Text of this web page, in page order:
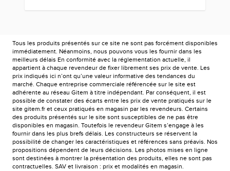
Tous les produits présentés sur ce site ne sont pas forcément disponibles
immédiatement. Néanmoins, nous pouvons vous les fournir dans les
meilleurs délais En conformité avec la réglementation actuelle, il
appartient à chaque revendeur de fixer librement ses prix de vente. Les
prix indiqués ici n’ont qu’une valeur informative des tendances du
marché. Chaque entreprise commerciale référencée sur le site est
adhérente au réseau Gitem à titre indépendant. Par conséquent, il est
possible de constater des écarts entre les prix de vente pratiqués sur le
site gitem.fr et ceux pratiqués en magasin par les revendeurs. Certains
des produits présentés sur le site sont susceptibles de ne pas être
disponibles en magasin. Toutefois le revendeur Gitem s’engage à les
fournir dans les plus brefs délais. Les constructeurs se réservent la
possibilité de changer les caractéristiques et références sans préavis. Nos
propositions dépendent de leurs décisions. Les photos mises en ligne
sont destinées à montrer la présentation des produits, elles ne sont pas
contractuelles. SAV et livraison : prix et modalités en magasin.